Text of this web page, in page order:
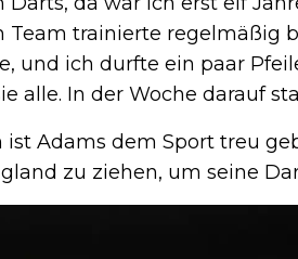
Team trainierte regelmäßig
und ich durfte ein paar
alle. In der Woche darauf
ist Adams dem Sport treu
zu ziehen, um seine